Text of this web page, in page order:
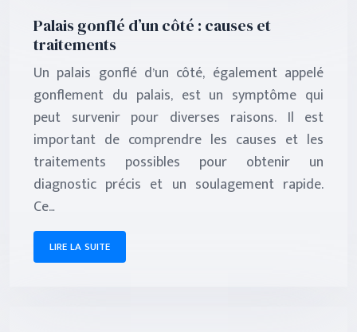
Palais gonflé d’un côté : causes et
traitements
Un palais gonflé d’un côté, également appelé
gonflement du palais, est un symptôme qui
peut survenir pour diverses raisons. Il est
important de comprendre les causes et les
traitements possibles pour obtenir un
diagnostic précis et un soulagement rapide.
Ce…
LIRE LA SUITE